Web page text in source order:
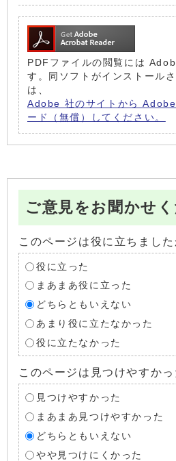
PDFファイルの閲覧には
す。同ソフトがインストール
は、
Adobe 社のサイトから
ード（無償）してください。
ご意見をお聞かせ
このページは役に立ちました
役に立った
まあまあ役に立った
どちらともいえない
あまり役に立たなかった
役に立たなかった
このページは見つけやすかっ
見つけやすかった
まあまあ見つけやすかった
どちらともいえない
やや見つけにくかった